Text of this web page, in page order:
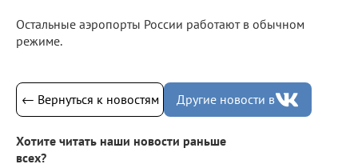
Остальные аэропорты России работают в обычном
режиме.
← Вернуться к новостям Другие новости в
Хотите читать наши новости раньше
всех?